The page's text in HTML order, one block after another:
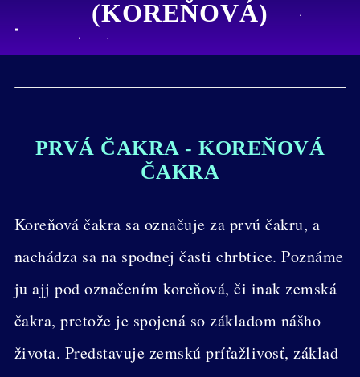
(KOREŇOVÁ)
PRVÁ ČAKRA - KOREŇOVÁ
ČAKRA
Koreňová čakra sa označuje za prvú čakru, a
nachádza sa na spodnej časti chrbtice. Poznáme
ju ajj pod označením koreňová, či inak zemská
čakra, pretože je spojená so základom nášho
života. Predstavuje zemskú príťažlivosť, základ